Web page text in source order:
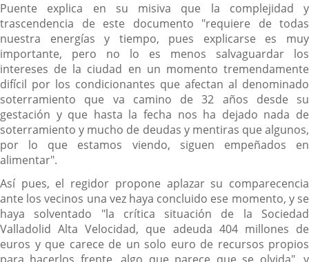
Puente explica en su misiva que la complejidad y
trascendencia de este documento "requiere de todas
nuestra energías y tiempo, pues explicarse es muy
importante, pero no lo es menos salvaguardar los
intereses de la ciudad en un momento tremendamente
difícil por los condicionantes que afectan al denominado
soterramiento que va camino de 32 años desde su
gestación y que hasta la fecha nos ha dejado nada de
soterramiento y mucho de deudas y mentiras que algunos,
por lo que estamos viendo, siguen empeñados en
alimentar".
Así pues, el regidor propone aplazar su comparecencia
ante los vecinos una vez haya concluido ese momento, y se
haya solventado "la crítica situación de la Sociedad
Valladolid Alta Velocidad, que adeuda 404 millones de
euros y que carece de un solo euro de recursos propios